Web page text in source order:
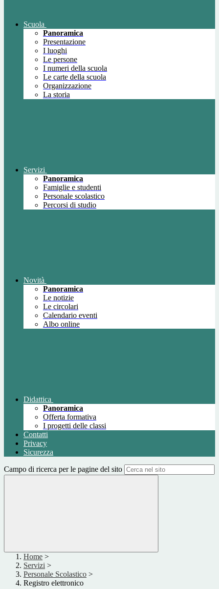
Scuola
Panoramica
Presentazione
I luoghi
Le persone
I numeri della scuola
Le carte della scuola
Organizzazione
La storia
Servizi
Panoramica
Famiglie e studenti
Personale scolastico
Percorsi di studio
Novità
Panoramica
Le notizie
Le circolari
Calendario eventi
Albo online
Didattica
Panoramica
Offerta formativa
I progetti delle classi
Contatti
Privacy
Sicurezza
Campo di ricerca per le pagine del sito
Home >
Servizi >
Personale Scolastico >
Registro elettronico